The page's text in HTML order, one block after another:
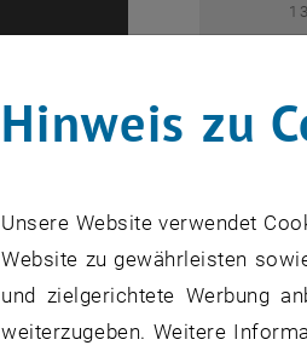
Hinweis zu
Unsere Website verwendet
Website zu gewährleisten
und zielgerichtete Werbung
weiterzugeben. Weitere